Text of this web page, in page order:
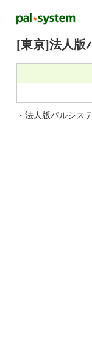
[東京]法人版
・法人版パルシス